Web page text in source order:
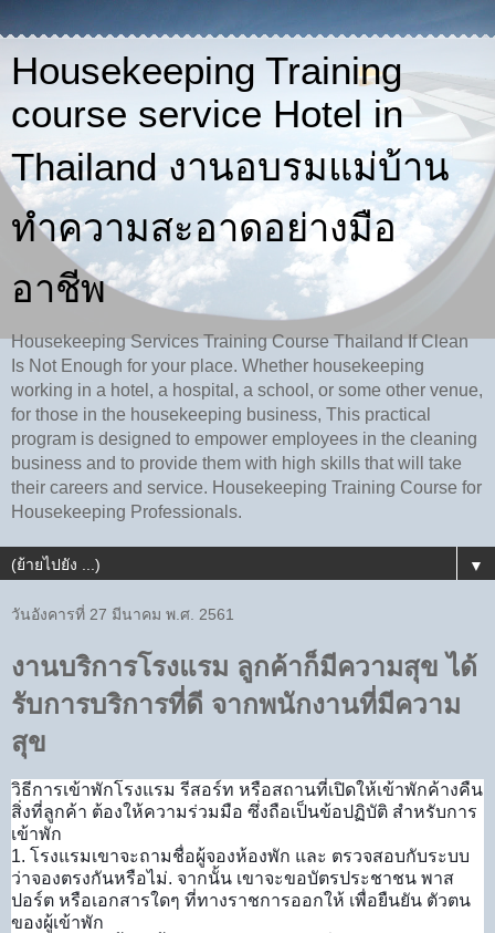
Housekeeping Training
course service Hotel in
Thailand งานอบรมแม่บ้าน
ทำความสะอาดอย่างมือ
อาชีพ
Housekeeping Services Training Course Thailand If Clean
Is Not Enough for your place. Whether housekeeping
working in a hotel, a hospital, a school, or some other venue,
for those in the housekeeping business, This practical
program is designed to empower employees in the cleaning
business and to provide them with high skills that will take
their careers and service. Housekeeping Training Course for
Housekeeping Professionals.
▼
วันอังคารที่ 27 มีนาคม พ.ศ. 2561
งานบริการโรงแรม ลูกค้าก็มีความสุข ได้
รับการบริการที่ดี จากพนักงานที่มีความ
สุข
วิธีการเข้าพักโรงแรม รีสอร์ท หรือสถานที่เปิดให้เข้าพักค้างคืน
สิ่งที่ลูกค้า ต้องให้ความร่วมมือ ซึ่งถือเป็นข้อปฏิบัติ สำหรับการ
เข้าพัก
1. โรงแรมเขาจะถามชื่อผู้จองห้องพัก และ ตรวจสอบกับระบบ
ว่าจองตรงกันหรือไม่. จากนั้น เขาจะขอบัตรประชาชน พาส
ปอร์ต หรือเอกสารใดๆ ที่ทางราชการออกให้ เพื่อยืนยัน ตัวตน
ของผู้เข้าพัก